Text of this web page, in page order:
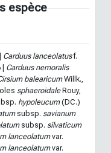
espèce
Carduus lanceolatusf.
| Carduus nemoralis
balearicumWillk.,
sphaeroidaleRouy,
hypoleucum(DC.)
subsp. savianum
subsp. silvaticum
lanceolatumvar.
lanceolatumvar.